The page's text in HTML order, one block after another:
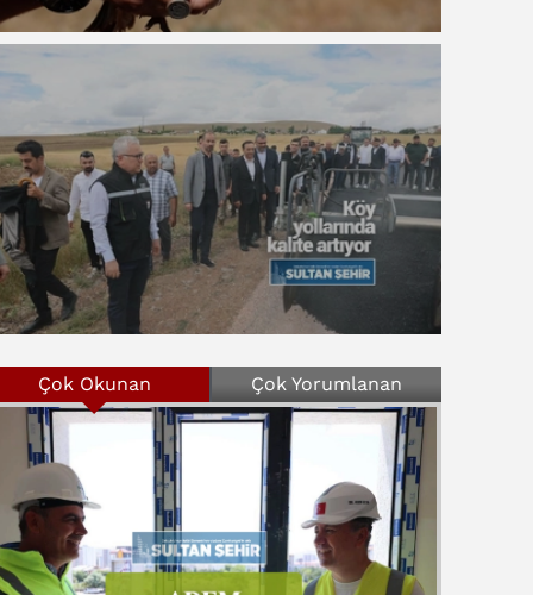
Çok Okunan Çok Yorumlanan